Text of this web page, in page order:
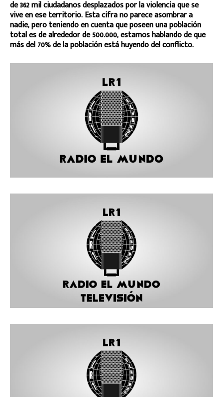
de 362 mil ciudadanos desplazados por la violencia que se
vive en ese territorio. Esta cifra no parece asombrar a
nadie, pero teniendo en cuenta que poseen una población
total es de alrededor de 500.000, estamos hablando de que
más del 70% de la población está huyendo del conflicto.